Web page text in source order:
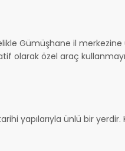
Gümüşhane il
olarak özel araç
yapılarıyla ünlü bir